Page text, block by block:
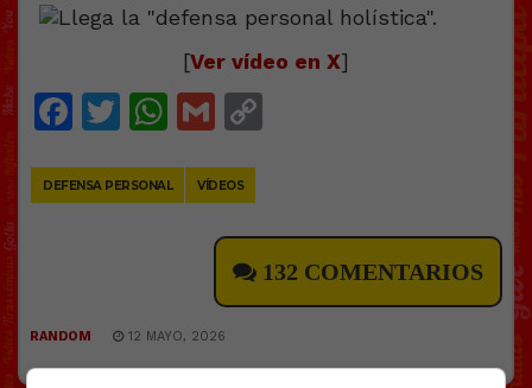
[Ver vídeo en X]
Facebook
Twitter
WhatsApp
Gmail
DEFENSA PERSONAL VÍDEOS
132 COMENTARIOS
RANDOM 12 MAYO, 2026